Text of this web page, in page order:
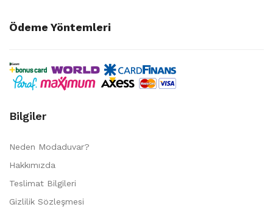
Ödeme Yöntemleri
Bilgiler
Neden Modaduvar?
Hakkımızda
Teslimat Bilgileri
Gizlilik Sözleşmesi